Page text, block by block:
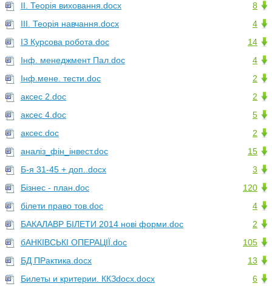
8
ІІ. Теорія виховання.docx
4
ІІІ. Теорія навчання.docx
14
ІЗ Курсова робота.doc
4
Інф. менеджмент Пал.doc
2
Інф.мене. тести.doc
2
аксес 2.doc
5
аксес 4.doc
2
аксес.doc
15
аналіз_фін_інвест.doc
3
Б-я 31-45 + доп..docx
120
Бізнес - план.doc
4
білети право тов.doc
2
БАКАЛАВР БІЛЕТИ 2014 нові форми.doc
105
бАНКІВСЬКІ ОПЕРАЦІЇ.doc
13
БД ПРактика.docx
6
Билеты и критерии. ККЗdocx.docx